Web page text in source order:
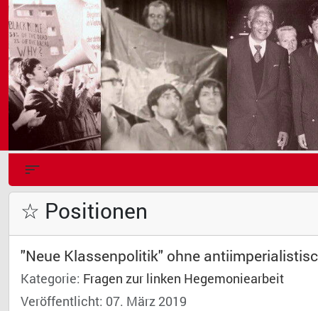
☆ Positionen
"Neue Klassenpolitik" ohne
Kategorie: Fragen zur linken Hegemoniearbeit
Veröffentlicht: 07. März 2019